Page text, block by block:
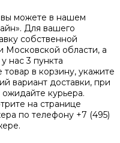
можете в нашем
Для вашего
собственной
Московской области, а
нас 3 пункта
товар в корзину, укажите
вариант доставки, при
курьера.
на странице
по телефону +7 (495)